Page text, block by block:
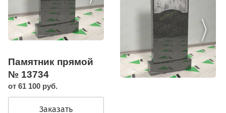
Памятник прямой
№ 13734
от 61 100 руб.
Заказать